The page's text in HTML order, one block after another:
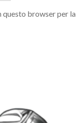
questo browser per la